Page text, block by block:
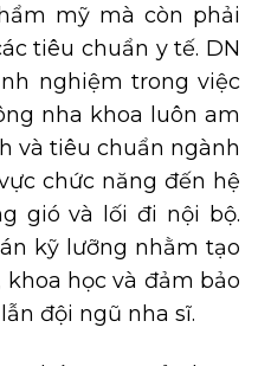
mỹ mà còn phải
tiêu chuẩn y tế. DN
nghiệm trong việc
nha khoa luôn am
và tiêu chuẩn ngành
chức năng đến hệ
gió và lối đi nội bộ.
kỹ lưỡng nhằm tạo
học và đảm bảo
đội ngũ nha sĩ.